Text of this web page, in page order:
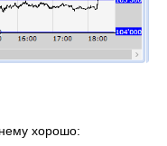
хорошо: